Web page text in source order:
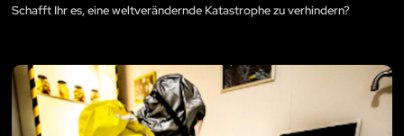
Schafft Ihr es, eine weltverändernde Katastrophe zu verhindern?